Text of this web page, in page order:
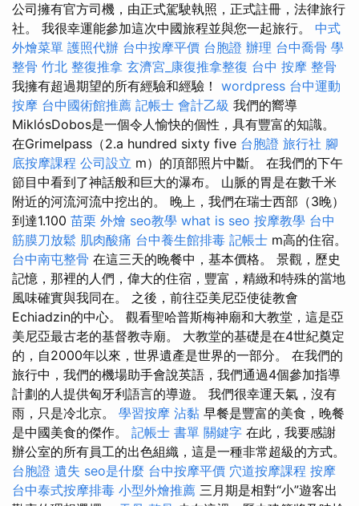
公司擁有官方司機，由正式駕駛執照，正式註冊，法律旅行
社。 我很幸運能參加這次中國旅程並與您一起旅行。 中式
外燴菜單 護照代辦 台中按摩平價 台胞證 辦理 台中喬骨 學
整骨 竹北 整復推拿 玄濟宮_康復推拿整復 台中 按摩 整骨
我擁有超過期望的所有經驗和經驗！ wordpress 台中運動
按摩 台中國術館推薦 記帳士 會計乙級 我們的嚮導
MiklósDobos是一個令人愉快的個性，具有豐富的知識。
在Grimelpass（2.a hundred sixty five 台胞證 旅行社 腳
底按摩課程 公司設立 m）的頂部照片中斷。 在我們的下午
節目中看到了神話般和巨大的瀑布。 山脈的胃是在數千米
附近的河流河流中挖出的。 晚上，我們在瑞士西部（3晚）
到達1.100 苗栗 外燴 seo教學 what is seo 按摩教學 台中
筋膜刀放鬆 肌肉酸痛 台中養生館排毒 記帳士 m高的住宿。
台中南屯整骨 在這三天的晚餐中，基本價格。 景觀，歷史
記憶，那裡的人們，偉大的住宿，豐富，精緻和特殊的當地
風味確實與我同在。 之後，前往亞美尼亞使徒教會
Echiadzin的中心。 觀看聖哈普斯梅神廟和大教堂，這是亞
美尼亞最古老的基督教寺廟。 大教堂的基礎是在4世紀奠定
的，自2000年以來，世界遺產是世界的一部分。 在我們的
旅行中，我們的機場助手會說英語，我們通過4個參加指導
計劃的人提供匈牙利語言的導遊。 我們很幸運天氣，沒有
雨，只是冷北京。 學習按摩 沾黏 早餐是豐富的美食，晚餐
是中國美食的傑作。 記帳士 書單 關鍵字 在此，我要感謝
辦公室的所有員工的出色組織，這是一種非常超級的方式。
台胞證 遺失 seo是什麼 台中按摩平價 穴道按摩課程 按摩
台中泰式按摩排毒 小型外燴推薦 三月期是相對“小”遊客出